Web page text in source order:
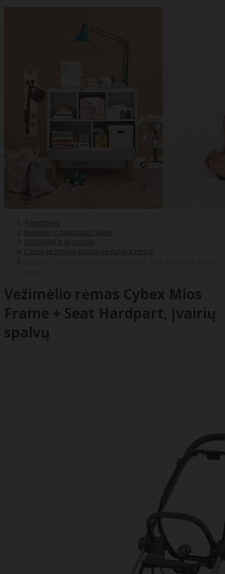
Pagrindinis
Kelionės ir pramogos lauke
Vežimėliai ir jų priedai
Cybex vežimėlių sportinės dalys ir rėmai
Vežimėlio rėmas Cybex Mios
Frame + Seat Hardpart, įvairių
spalvų